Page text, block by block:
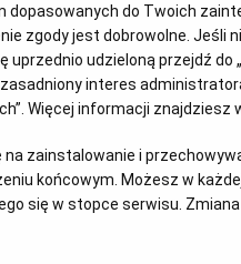
ma swojego
udowodnić, że każdy z nas
w swoim otoczeniu.
do Twoich
zgody jest dobrowolne. Jeśli
udzieloną przejdź do
interes
Więcej informacji znajdziesz
zainstalowanie i
końcowym. Możesz w
się w stopce serwisu.